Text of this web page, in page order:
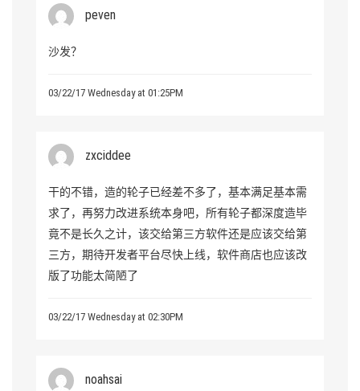
peven
沙发？
03/22/17 Wednesday at 01:25PM
zxciddee
干的不错，造的轮子已经差不多了，基本满足基本需
求了，再努力改进系统本身吧，所有轮子都深度造毕
竟不是长久之计，该交给第三方软件还是应该交给第
三方，期待开发者平台尽快上线，软件商店也应该改
版了功能太简陋了
03/22/17 Wednesday at 02:30PM
noahsai